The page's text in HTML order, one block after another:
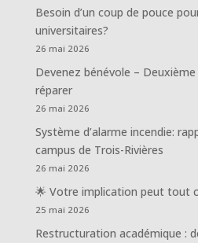
Besoin d’un coup de pouce
universitaires?
26 mai 2026
Devenez bénévole –
réparer
26 mai 2026
Système d’alarme incendie:
campus de Trois-Rivières
26 mai 2026
🌟 Votre implication peut tout
25 mai 2026
Restructuration académique :